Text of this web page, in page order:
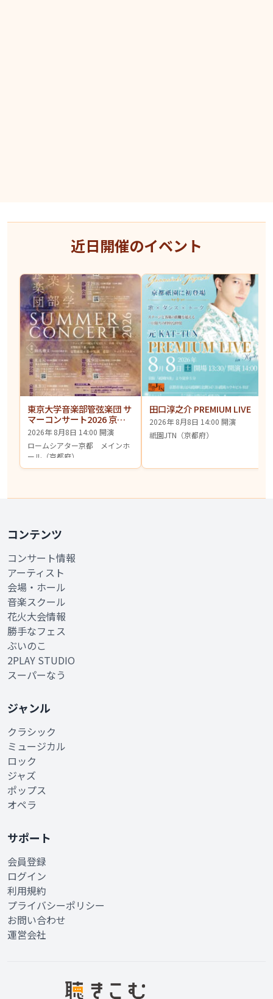
近日開催のイベント
東京大学音楽部管弦楽団 サ
マーコンサート2026 京都
公演
2026年 8月8日 14:00 開演
ロームシアター京都 メインホ
ール（京都府）
田口淳之介 PREMIUM LIVE
2026年 8月8日 14:00 開演
祇園JTN（京都府）
コンテンツ
コンサート情報
アーティスト
会場・ホール
音楽スクール
花火大会情報
勝手なフェス
ぶいのこ
2PLAY STUDIO
スーパーなう
ジャンル
クラシック
ミュージカル
ロック
ジャズ
ポップス
オペラ
サポート
会員登録
ログイン
利用規約
プライバシーポリシー
お問い合わせ
運営会社